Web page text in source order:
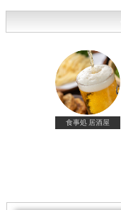
食事処 居酒屋